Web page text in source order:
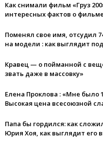
Как снимали фильм «Груз
интересных фактов о фильме
Поменял свое имя, отсудил
на модели : как выглядит
Кравец — о пойманной с
звать даже в массовку»
Елена Проклова : «Мне было
Высокая цена всесоюзной
Папа бы гордился: как
Юрия Хоя, как выглядит его